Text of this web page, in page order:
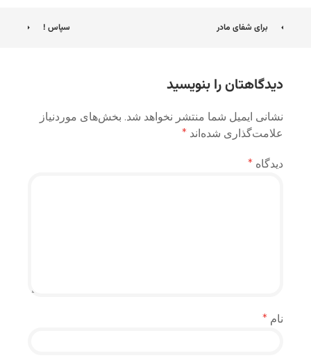
ناوبری
برای شفای مادر سپاس !
دیدگاهتان را بنویسید
نشانی ایمیل شما منتشر نخواهد شد. بخش‌های موردنیاز
علامت‌گذاری شده‌اند *
دیدگاه *
نام *